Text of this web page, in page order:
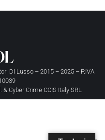
Di Lusso– 2015 – 2025 – P.IVA
& Cyber Crime CCIS Italy SRL